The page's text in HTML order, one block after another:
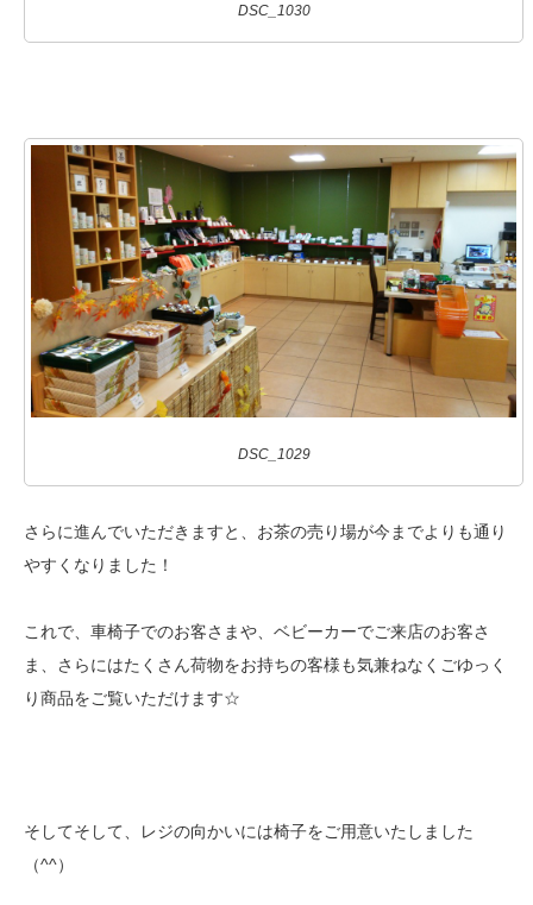
DSC_1030
DSC_1029
さらに進んでいただきますと、お茶の売り場が今までよりも通り
やすくなりました！
これで、車椅子でのお客さまや、ベビーカーでご来店のお客さ
ま、さらにはたくさん荷物をお持ちの客様も気兼ねなくごゆっく
り商品をご覧いただけます☆
そしてそして、レジの向かいには椅子をご用意いたしました
（^^）